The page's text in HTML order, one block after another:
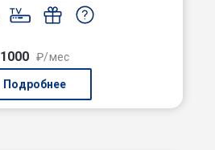
1000 ₽/мес
Подробнее